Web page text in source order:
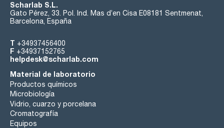
Scharlab S.L.
Gato Pérez, 33. Pol. Ind. Mas d’en Cisa E08181 Sentmenat,
Barcelona, España
T +34937456400
F +34937152765
helpdesk@scharlab.com
Material de laboratorio
Productos químicos
Microbiología
Vidrio, cuarzo y porcelana
Cromatografía
Equipos